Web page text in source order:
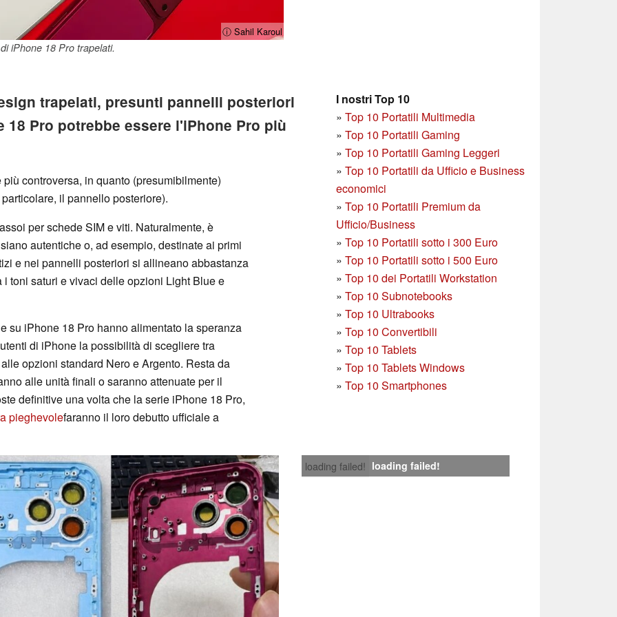
ⓘ Sahil Karoul
iPhone 18 Pro trapelati.
I nostri Top 10
» Top 10 Portatili Multimedia
» Top 10 Portatili Gaming
» Top 10 Portatili Gaming Leggeri
» Top 10 Portatili da Ufficio e Business
economici
» Top 10 Portatili Premium da
Ufficio/Business
» Top 10 Portatili sotto i 300 Euro
» Top 10 Portatili sotto i 500 Euro
» Top 10 dei Portatili Workstation
» Top 10 Subnotebooks
» Top 10 Ultrabooks
» Top 10 Convertibili
» Top 10 Tablets
» Top 10 Tablets Windows
» Top 10 Smartphones
trapelati, presunti pannelli posteriori
Pro potrebbe essere l'iPhone Pro più
controversa, in quanto (presumibilmente)
il pannello posteriore).
per schede SIM e viti. Naturalmente, è
autentiche o, ad esempio, destinate ai primi
e nei pannelli posteriori si allineano abbastanza
toni saturi e vivaci delle opzioni Light Blue e
su iPhone 18 Pro hanno alimentato la speranza
di iPhone la possibilità di scegliere tra
opzioni standard Nero e Argento. Resta da
alle unità finali o saranno attenuate per il
definitive una volta che la serie iPhone 18 Pro,
pieghevolefaranno il loro debutto ufficiale a
loading failed! loading failed!